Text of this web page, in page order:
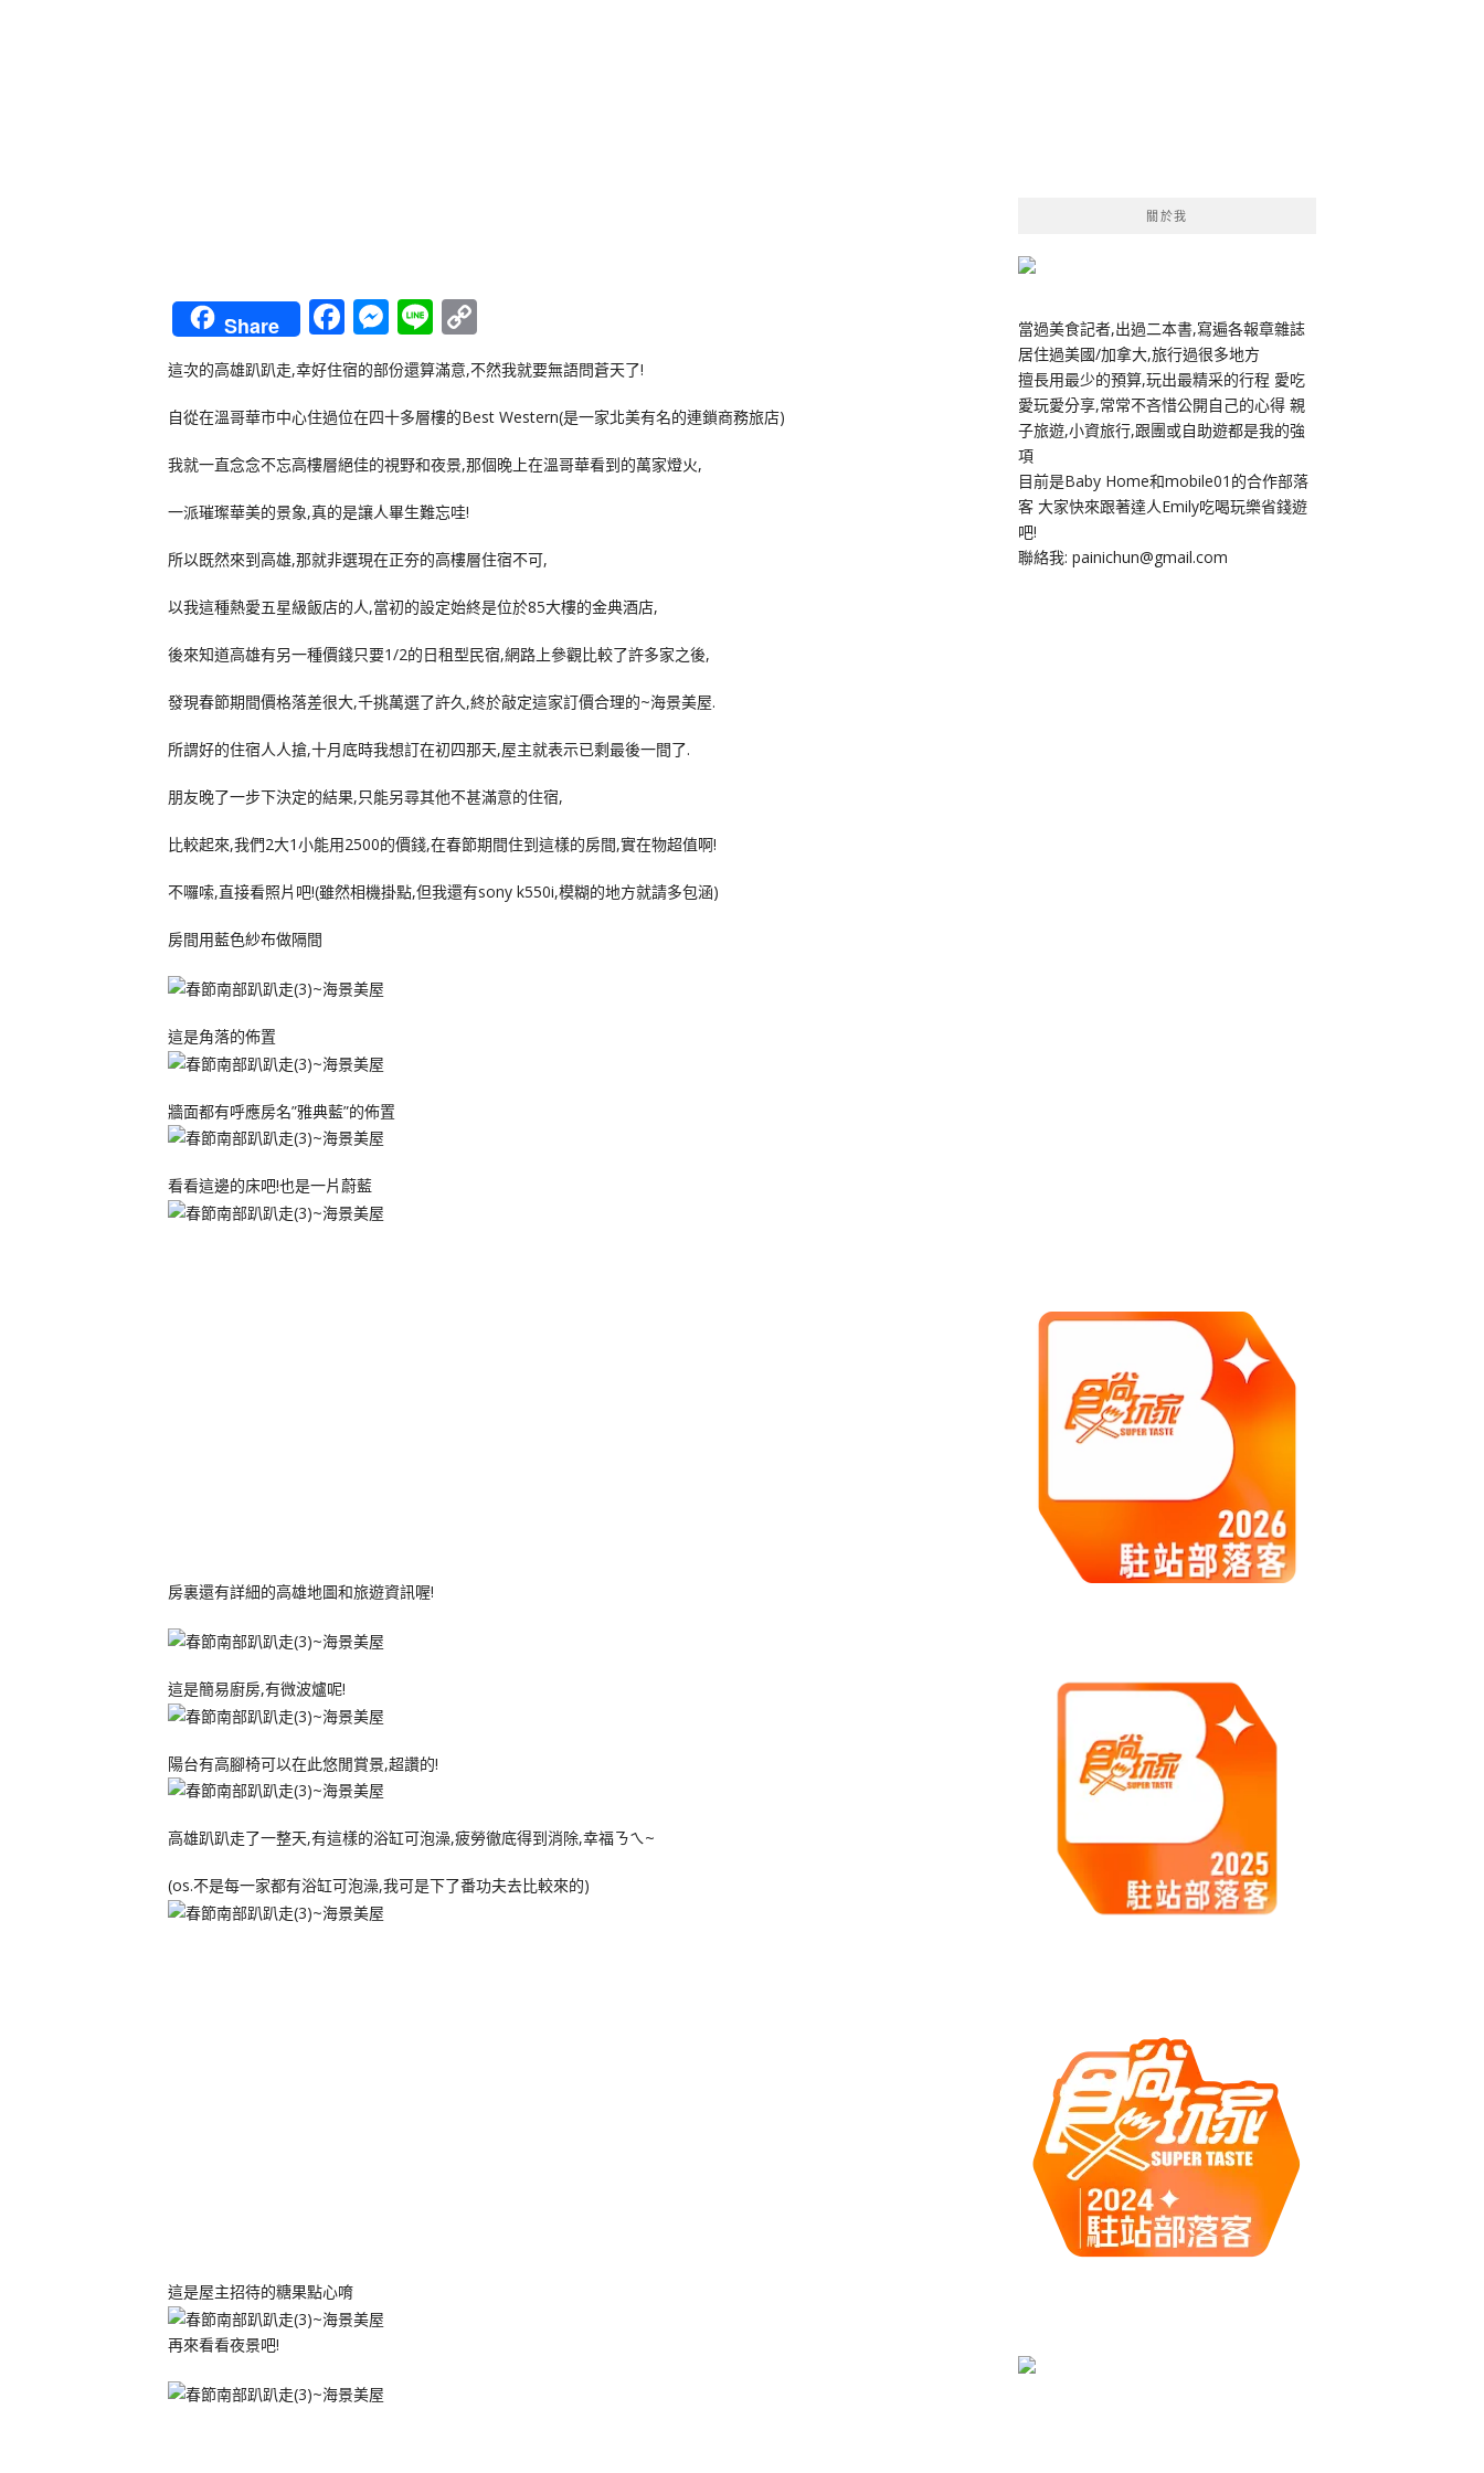
Share Facebook
Messenger
Line
Link
這次的高雄趴趴走,幸好住宿的部份還算滿意,不然我就要無語問蒼天了!
自從在溫哥華市中心住過位在四十多層樓的Best Western(是一家北美有名的連鎖商務旅店)
我就一直念念不忘高樓層絕佳的視野和夜景,那個晚上在溫哥華看到的萬家燈火,
一派璀璨華美的景象,真的是讓人畢生難忘哇!
所以既然來到高雄,那就非選現在正夯的高樓層住宿不可,
以我這種熱愛五星級飯店的人,當初的設定始終是位於85大樓的金典酒店,
後來知道高雄有另一種價錢只要1/2的日租型民宿,網路上參觀比較了許多家之後,
發現春節期間價格落差很大,千挑萬選了許久,終於敲定這家訂價合理的~海景美屋.
所謂好的住宿人人搶,十月底時我想訂在初四那天,屋主就表示已剩最後一間了.
朋友晚了一步下決定的結果,只能另尋其他不甚滿意的住宿,
比較起來,我們2大1小能用2500的價錢,在春節期間住到這樣的房間,實在物超值啊!
不囉嗦,直接看照片吧!(雖然相機掛點,但我還有sony k550i,模糊的地方就請多包涵)
房間用藍色紗布做隔間
這是角落的佈置
牆面都有呼應房名”雅典藍”的佈置
看看這邊的床吧!也是一片蔚藍
房裏還有詳細的高雄地圖和旅遊資訊喔!
這是簡易廚房,有微波爐呢!
陽台有高腳椅可以在此悠閒賞景,超讚的!
高雄趴趴走了一整天,有這樣的浴缸可泡澡,疲勞徹底得到消除,幸福ㄋㄟ~
(os.不是每一家都有浴缸可泡澡,我可是下了番功夫去比較來的)
這是屋主招待的糖果點心唷
再來看看夜景吧!
關於我
當過美食記者,出過二本書,寫遍各報章雜誌
居住過美國/加拿大,旅行過很多地方
擅長用最少的預算,玩出最精采的行程 愛吃
愛玩愛分享,常常不吝惜公開自己的心得 親
子旅遊,小資旅行,跟團或自助遊都是我的強
項
目前是Baby Home和mobile01的合作部落
客 大家快來跟著達人Emily吃喝玩樂省錢遊
吧!
聯絡我: painichun@gmail.com